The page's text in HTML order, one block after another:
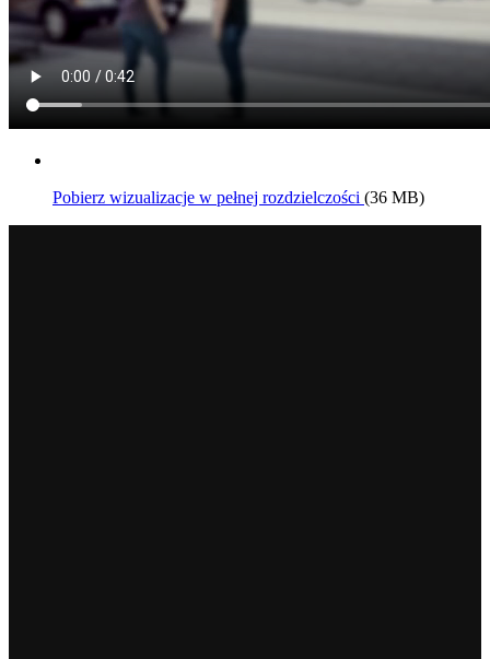
Pobierz wizualizacje w pełnej rozdzielczości (36 MB)